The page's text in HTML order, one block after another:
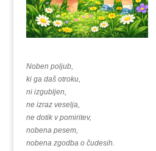
Noben poljub,
ki ga daš otroku,
ni izgubljen,
ne izraz veselja,
ne dotik v pomiritev,
nobena pesem,
nobena zgodba o čudesih.